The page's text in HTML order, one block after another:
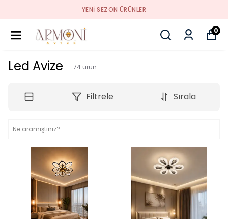
YENI SEZON ÜRÜNLER
0
Led Avize 74 ürün
Filtrele Sırala